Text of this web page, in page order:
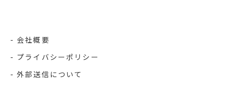
会社概要
プライバシーポリシー
外部送信について